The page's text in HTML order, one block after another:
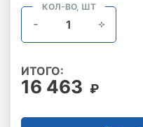
КОЛ-ВО, ШТ
ИТОГО:
16 463 ₽